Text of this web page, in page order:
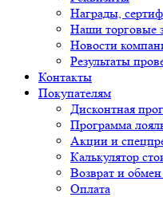
Награды,
Наши торговые
Новости
Результаты
Контакты
Покупателям
Дисконтная
Программа
Акции и
Калькулятор
Возврат и обмен
Оплата